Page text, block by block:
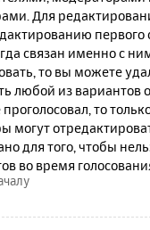
Для
связан именно с
то вы можете
любой из вариантов
то
могут
для того, чтобы
во время